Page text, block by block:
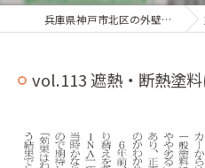
兵庫県神戸市北区の外壁塗装は株式会社広瀬塗装店
vol.113 遮熱・断熱塗